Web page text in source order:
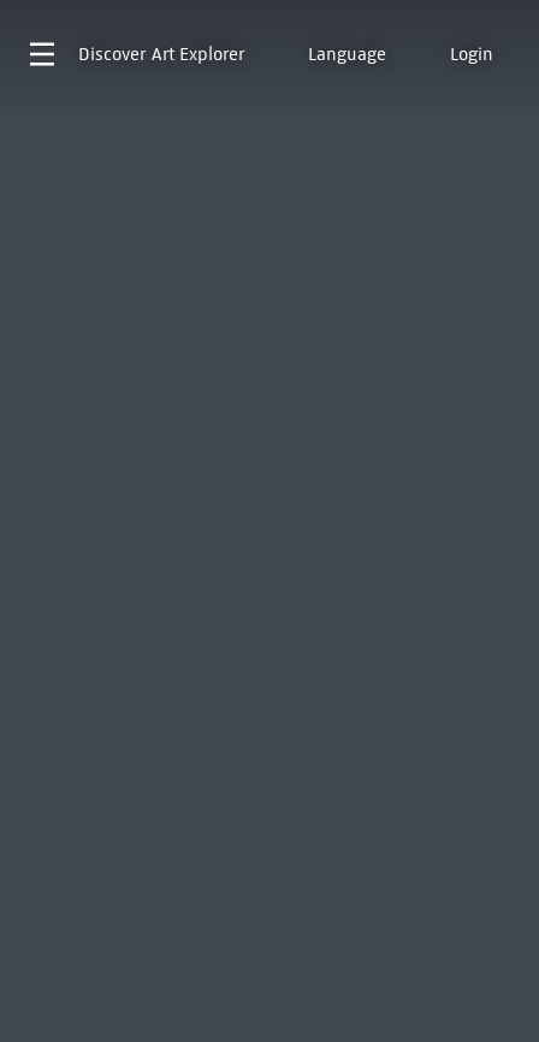
Discover Art Explorer Language Login